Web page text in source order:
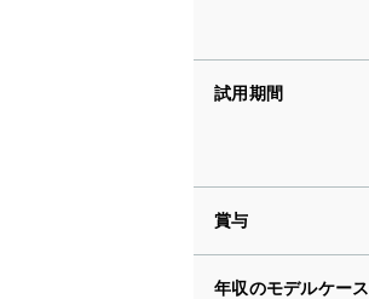
試用期間
賞与
年収のモデルケース